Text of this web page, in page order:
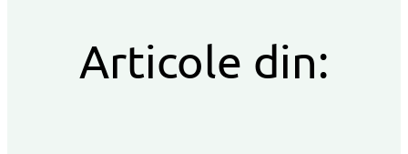
Articole din: